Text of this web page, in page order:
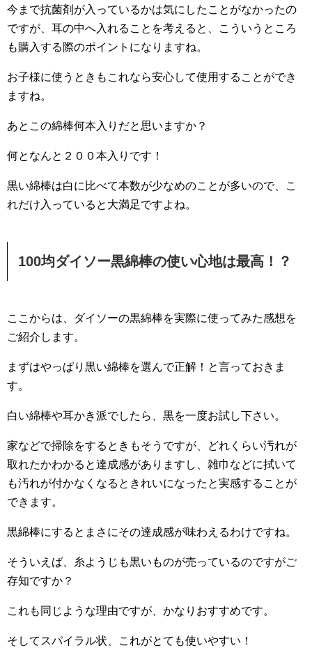
今まで抗菌剤が入っているかは気にしたことがなかったの
ですが、耳の中へ入れることを考えると、こういうところ
も購入する際のポイントになりますね。
お子様に使うときもこれなら安心して使用することができ
ますね。
あとこの綿棒何本入りだと思いますか？
何となんと２００本入りです！
黒い綿棒は白に比べて本数が少なめのことが多いので、こ
れだけ入っていると大満足ですよね。
100均ダイソー黒綿棒の使い心地は最高！？
ここからは、ダイソーの黒綿棒を実際に使ってみた感想を
ご紹介します。
まずはやっぱり黒い綿棒を選んで正解！と言っておきま
す。
白い綿棒や耳かき派でしたら、黒を一度お試し下さい。
家などで掃除をするときもそうですが、どれくらい汚れが
取れたかわかると達成感がありますし、雑巾などに拭いて
も汚れが付かなくなるときれいになったと実感することが
できます。
黒綿棒にするとまさにその達成感が味わえるわけですね。
そういえば、糸ようじも黒いものが売っているのですがご
存知ですか？
これも同じような理由ですが、かなりおすすめです。
そしてスパイラル状、これがとても使いやすい！